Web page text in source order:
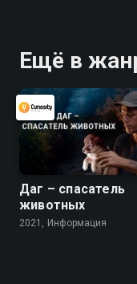
Ещё в
Даг – спасатель
животных
2021, Информация